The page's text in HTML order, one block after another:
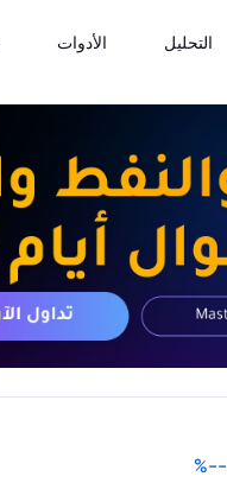
التحليل الأدوات
--
%